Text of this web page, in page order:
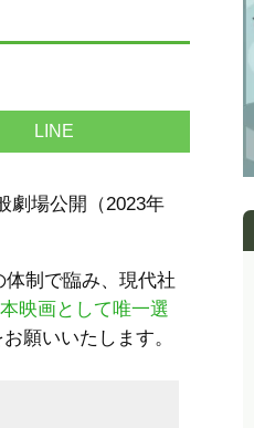
LINE
劇場公開（2023年
制で臨み、現代社
映画として唯一選
願いいたします。